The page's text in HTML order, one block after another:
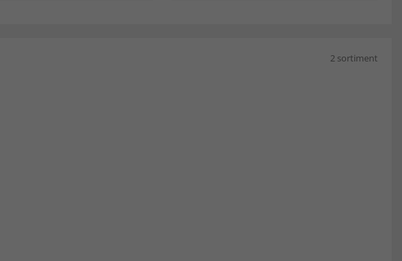
2 sortiment